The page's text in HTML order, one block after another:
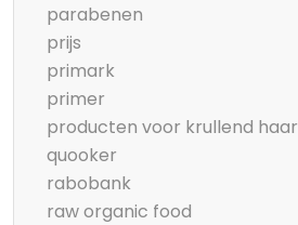
parabenen
prijs
primark
primer
producten voor krullend haar
quooker
rabobank
raw organic food